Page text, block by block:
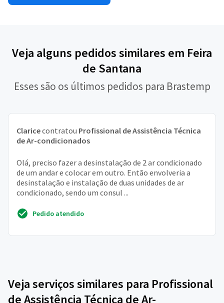
Veja alguns pedidos similares em Feira
de Santana
Esses são os últimos pedidos para Brastemp
Claricecontratou Profissional de Assistência Técnica
de Ar-condicionados
Olá, preciso fazer a desinstalação de 2 ar condicionado
de um andar e colocar em outro. Então envolveria a
desinstalação e instalação de duas unidades de ar
condicionado, sendo um consul ...
Pedido atendido
Veja serviços similares para Profissional
de Assistência Técnica de Ar-